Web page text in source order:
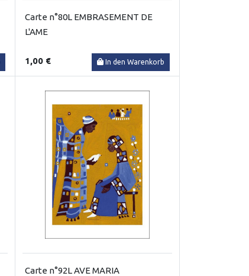
Carte n°80L EMBRASEMENT DE
L'AME
1,00 € In den Warenkorb
Carte n°92L AVE MARIA